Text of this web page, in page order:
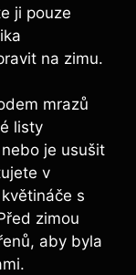
ji pouze
na zimu.
mrazů
listy
je usušit
v
s
zimou
aby byla